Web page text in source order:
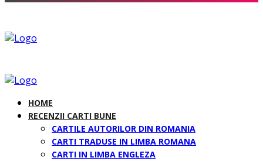
HOME
RECENZII CARTI BUNE
CARTILE AUTORILOR DIN ROMANIA
CARTI TRADUSE IN LIMBA ROMANA
CARTI IN LIMBA ENGLEZA